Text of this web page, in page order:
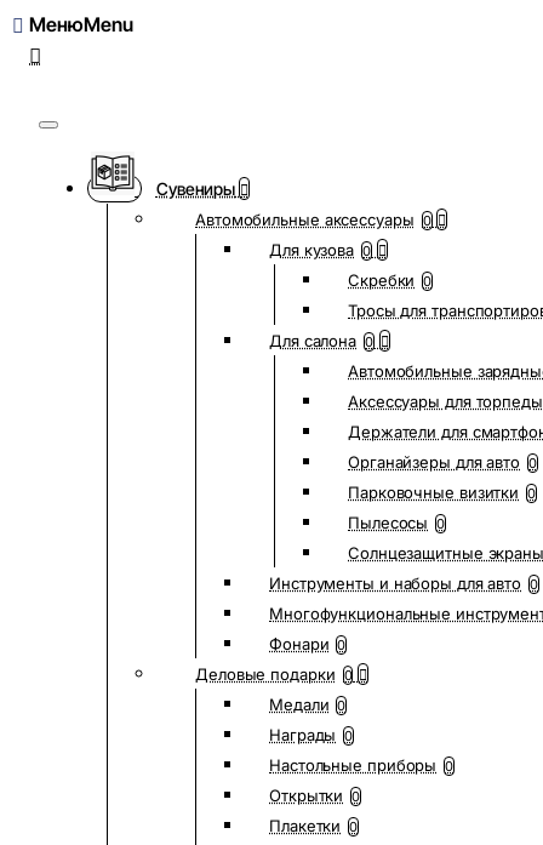
Меню
Сувениры
Автомобильные аксессуары 0
Для кузова 0
Скребки 0
Тросы для
Для салона 0
Автомобильные
Аксессуары для
Держатели для
Органайзеры для авто 0
Парковочные визитки 0
Пылесосы 0
Солнцезащитные экраны
Инструменты и наборы для авто 0
Многофункциональные
Фонари 0
Деловые подарки 0
Медали 0
Награды 0
Настольные приборы 0
Открытки 0
Плакетки 0